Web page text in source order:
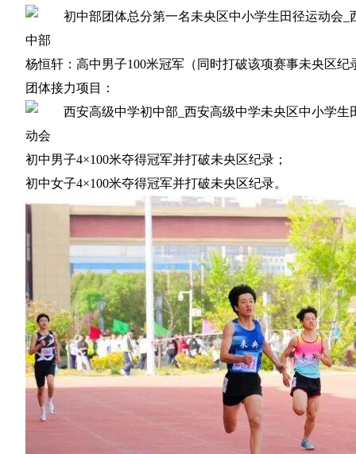
杨恒轩：高中男子100米冠军（同时打破该项赛事未央区纪
团体接力项目：
初中男子4×100米夺得冠军并打破未央区纪录；
初中女子4×100米夺得冠军并打破未央区纪录。